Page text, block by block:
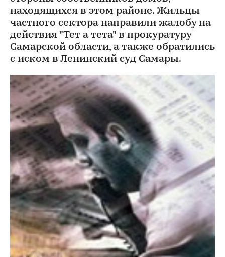
находящихся в этом районе. Жильцы
частного сектора направили жалобу на
действия "Тет а тета" в прокуратуру
Самарской области, а также обратились
с иском в Ленинский суд Самары.